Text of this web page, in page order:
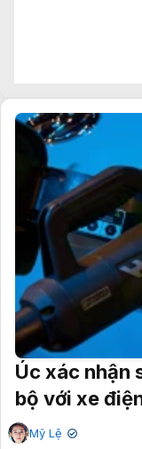
Úc xác nhận
bộ với xe
Mỹ Lệ ✔